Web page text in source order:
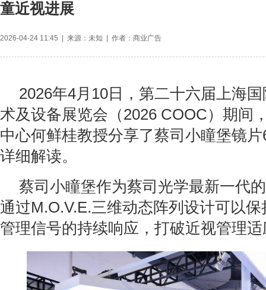
童近视进展
2026-04-24 11:45 | 来源：未知 | 作者：商业广告
2026年4月10日，第二十六届上海
术及设备展览会（2026 COOC）期间
中心何鲜桂教授分享了蔡司小瞳堡镜
详细解读。
蔡司小瞳堡作为蔡司光学最新一代
通过M.O.V.E.三维动态阵列设计可以
管理信号的持续响应，打破近视管理